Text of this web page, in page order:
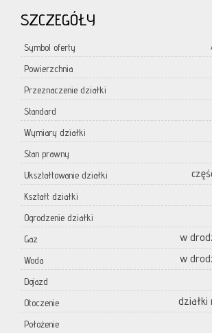
SZCZEGÓŁY
Symbol oferty
Powierzchnia
Przeznaczenie działki
Standard
Wymiary działki
Stan prawny
Ukształtowanie działki
Kształt działki
Ogrodzenie działki
Gaz w
Woda w
Dojazd
Otoczenie działki
Położenie